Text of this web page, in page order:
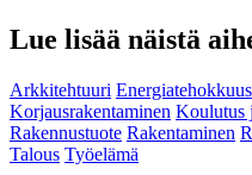
Lue lisää näistä
Arkkitehtuuri Energiatehokkuus
Korjausrakentaminen Koulutus
Rakennustuote Rakentaminen
Talous Työelämä